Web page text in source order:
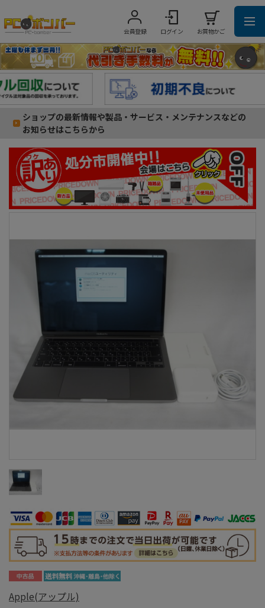
会員登録 ログイン お買物かご
ショップの最新情報や製品・サービス・メンテナンスなどの
お知らせはこちらから
Apple(アップル)